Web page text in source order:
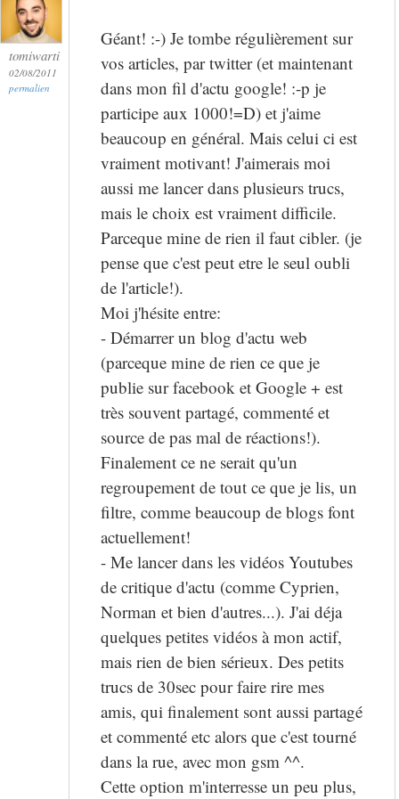
tomiwarti
02/08/2011
permalien
Géant! :-) Je tombe régulièrement sur
vos articles, par twitter (et maintenant
dans mon fil d'actu google! :-p je
participe aux 1000!=D) et j'aime
beaucoup en général. Mais celui ci est
vraiment motivant! J'aimerais moi
aussi me lancer dans plusieurs trucs,
mais le choix est vraiment difficile.
Parceque mine de rien il faut cibler. (je
pense que c'est peut etre le seul oubli
de l'article!).
Moi j'hésite entre:
- Démarrer un blog d'actu web
(parceque mine de rien ce que je
publie sur facebook et Google + est
très souvent partagé, commenté et
source de pas mal de réactions!).
Finalement ce ne serait qu'un
regroupement de tout ce que je lis, un
filtre, comme beaucoup de blogs font
actuellement!
- Me lancer dans les vidéos Youtubes
de critique d'actu (comme Cyprien,
Norman et bien d'autres...). J'ai déja
quelques petites vidéos à mon actif,
mais rien de bien sérieux. Des petits
trucs de 30sec pour faire rire mes
amis, qui finalement sont aussi partagé
et commenté etc alors que c'est tourné
dans la rue, avec mon gsm ^^.
Cette option m'interresse un peu plus,